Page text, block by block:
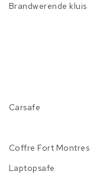
Brandwerende kluis
Carsafe
Coffre Fort Montres
Laptopsafe